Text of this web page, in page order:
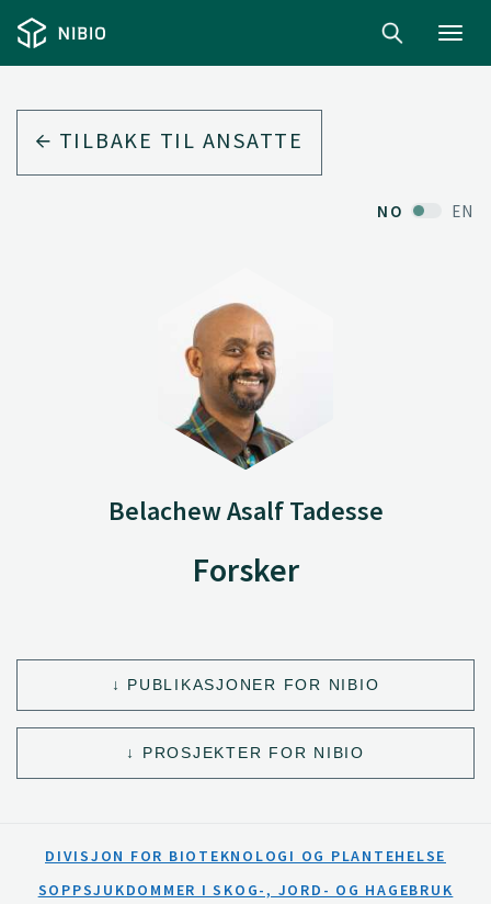
TILBAKE TIL ANSATTE
NO EN
Belachew Asalf Tadesse
Forsker
PUBLIKASJONER FOR NIBIO
PROSJEKTER FOR NIBIO
DIVISJON FOR BIOTEKNOLOGI OG PLANTEHELSE
SOPPSJUKDOMMER I SKOG-, JORD- OG HAGEBRUK